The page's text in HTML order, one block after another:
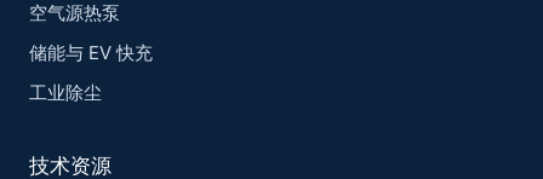
空气源热泵
储能与 EV 快充
工业除尘
技术资源